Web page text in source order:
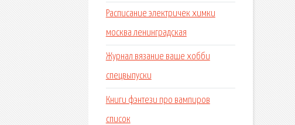
Расписание электричек химки
москва ленинградская
Журнал вязание ваше хобби
спецвыпуски
Книги фэнтези про вампиров
список